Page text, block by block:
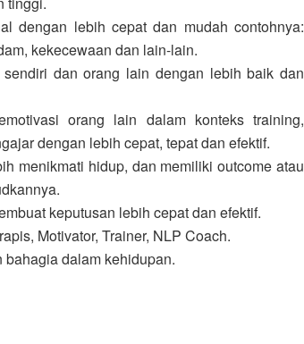
dengan lebih cepat dan mudah contohnya:
kekecewaan dan lain-lain.
dan orang lain dengan lebih baik dan
orang lain dalam konteks training,
dengan lebih cepat, tepat dan efektif.
menikmati hidup, dan memiliki outcome atau
keputusan lebih cepat dan efektif.
Motivator, Trainer, NLP Coach.
dalam kehidupan.